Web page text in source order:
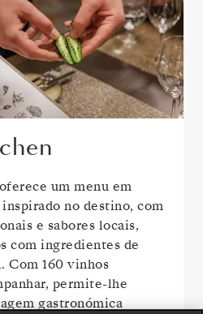
um menu em
no destino, com
e sabores locais,
com ingredientes de
Com 160 vinhos
permite-lhe
gastronómica